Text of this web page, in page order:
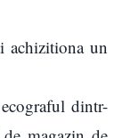
achizitiona un
dintr-